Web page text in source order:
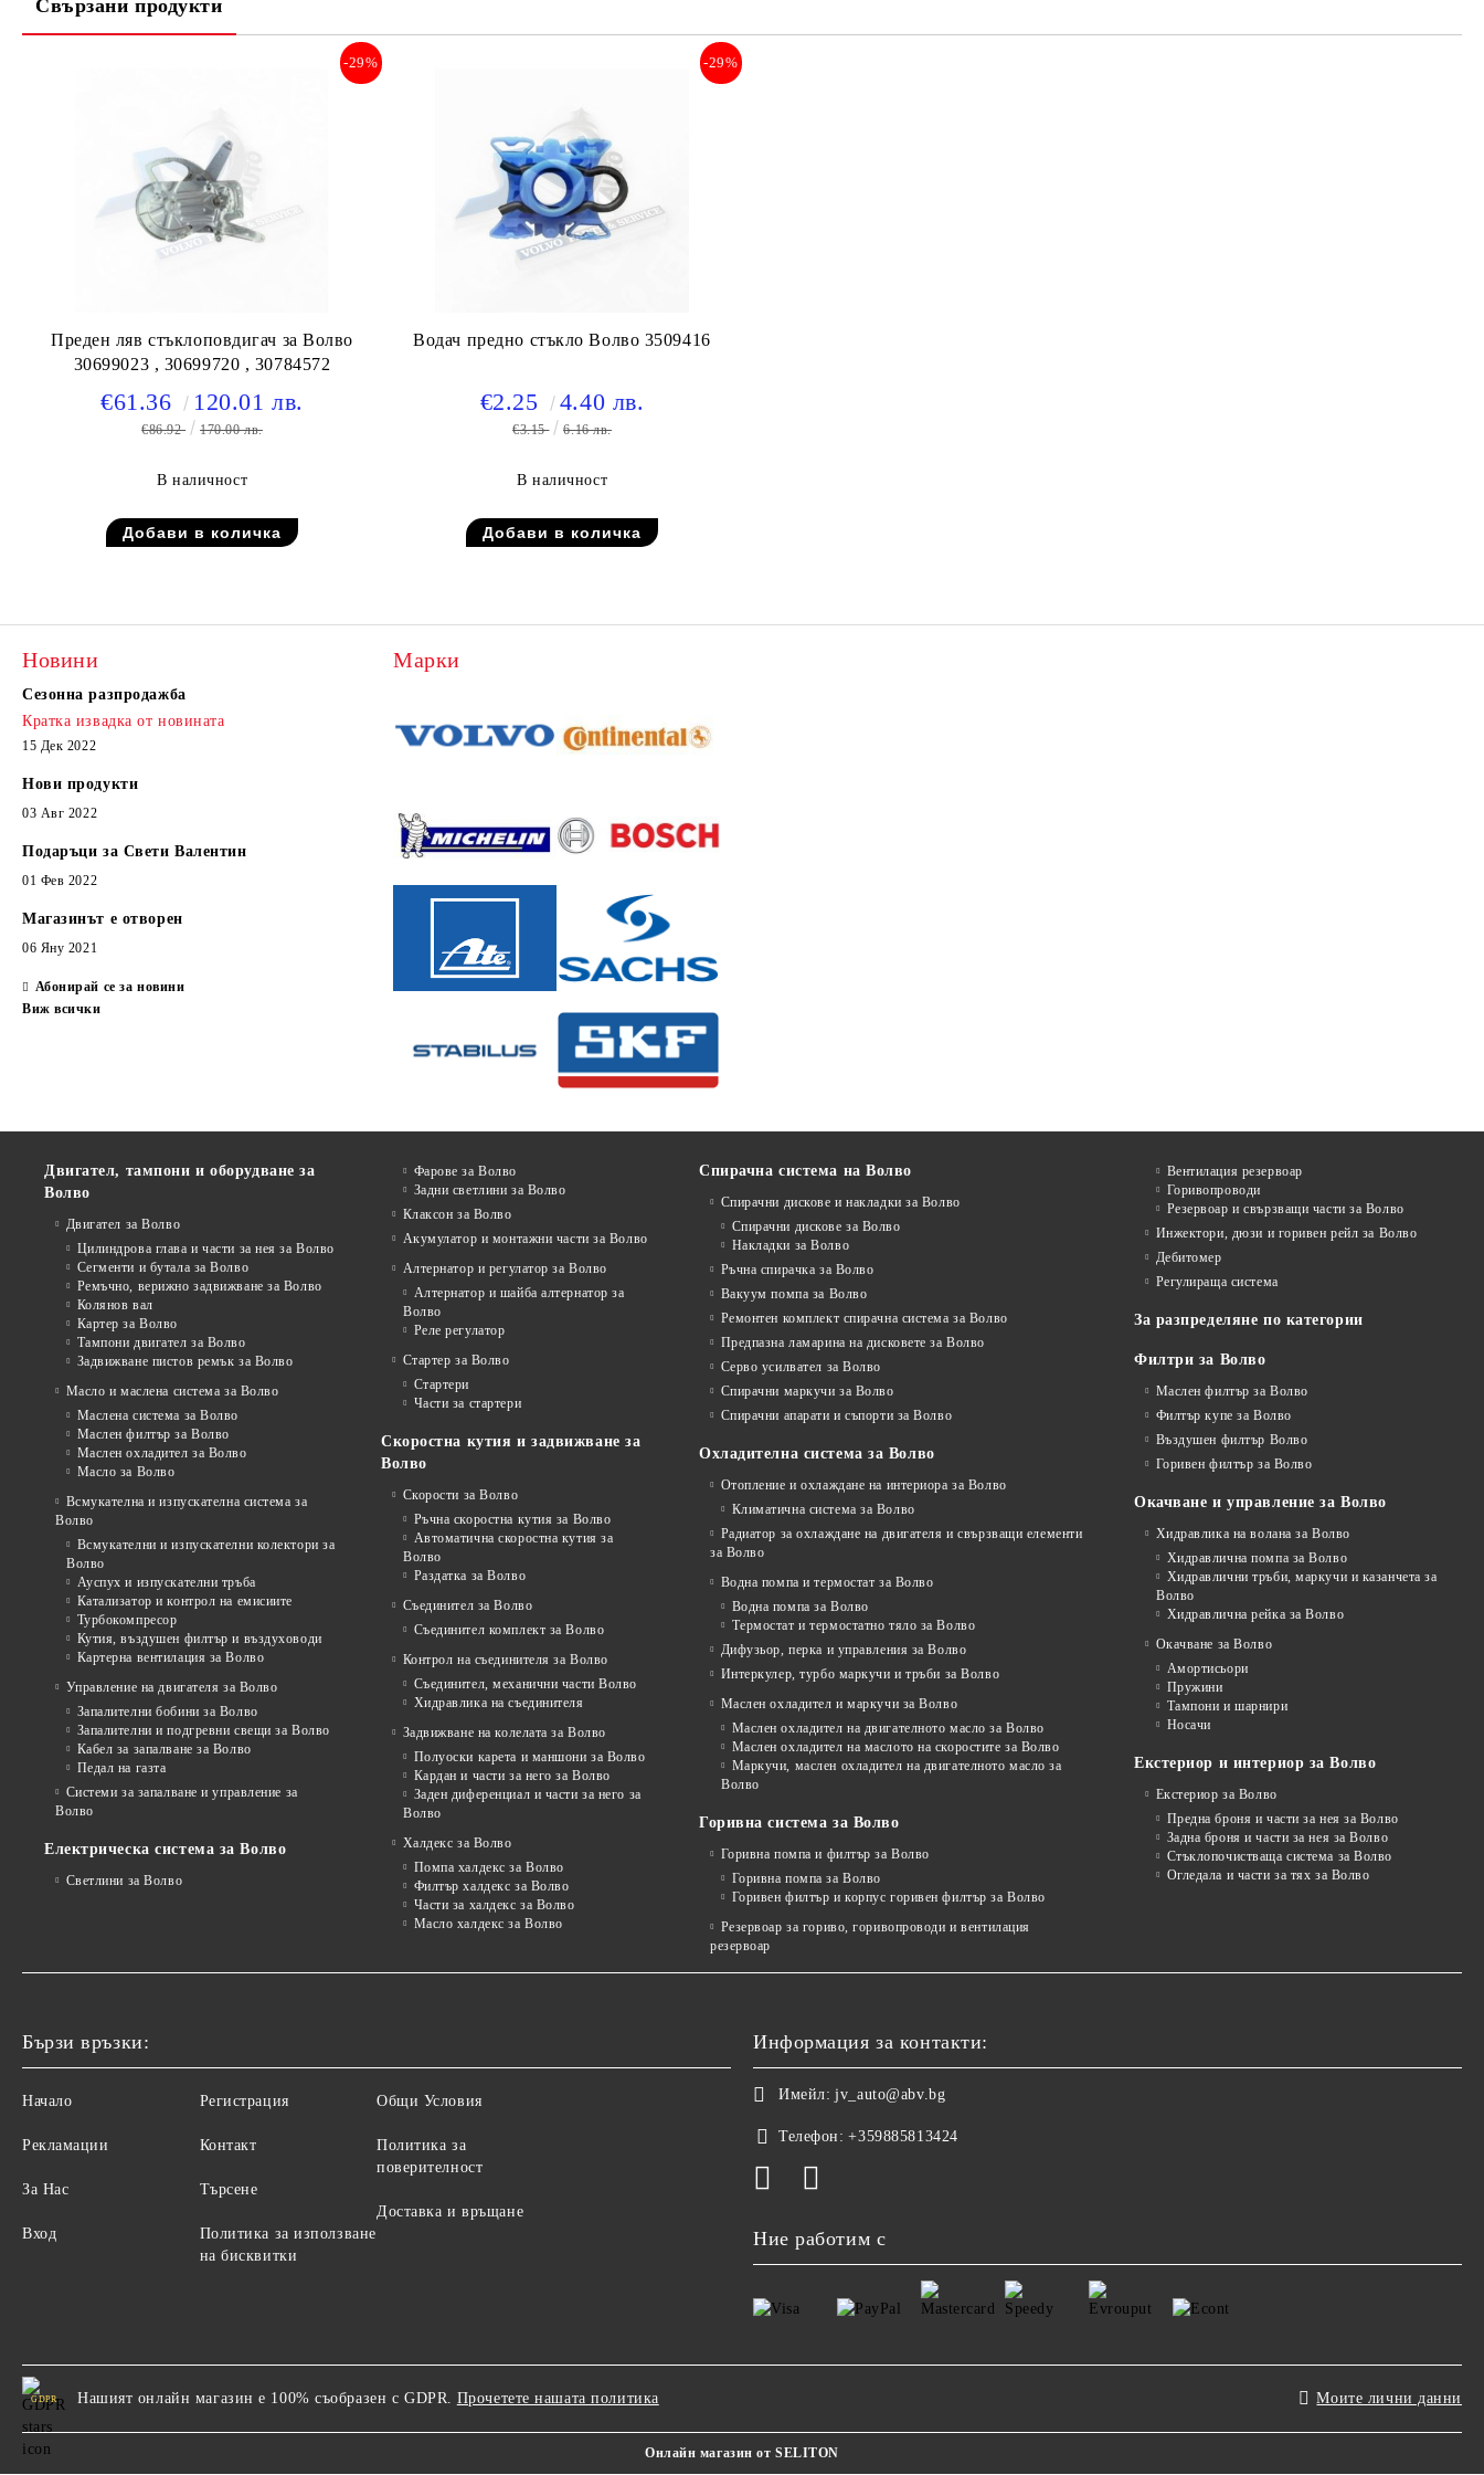
Свързани продукти
Преден ляв стъклоповдигач за Волво
30699023 , 30699720 , 30784572
-29%
€61.36 120.01 лв.
€86.92 170.00 лв.
В наличност
Водач предно стъкло Волво 3509416
-29%
€2.25 4.40 лв.
€3.15 6.16 лв.
В наличност
Новини
Сезонна разпродажба
Кратка извадка от новината
15 Дек 2022
Нови продукти
03 Авг 2022
Подаръци за Свети Валентин
01 Фев 2022
Магазинът е отворен
06 Яну 2021
Абонирай се за новини
Виж всички
Марки
Двигател, тампони и оборудване за
Волво
Двигател за Волво
Цилиндрова глава и части за нея за Волво
Сегменти и бутала за Волво
Ремъчно, верижно задвижване за Волво
Колянов вал
Картер за Волво
Тампони двигател за Волво
Задвижване пистов ремък за Волво
Масло и маслена система за Волво
Маслена система за Волво
Маслен филтър за Волво
Маслен охладител за Волво
Масло за Волво
Всмукателна и изпускателна система за
Волво
Всмукателни и изпускателни колектори за
Волво
Ауспух и изпускателни тръба
Катализатор и контрол на емисиите
Турбокомпресор
Кутия, въздушен филтър и въздуховоди
Картерна вентилация за Волво
Управление на двигателя за Волво
Запалителни бобини за Волво
Запалителни и подгревни свещи за Волво
Кабел за запалване за Волво
Педал на газта
Системи за запалване и управление за
Волво
Електрическа система за Волво
Светлини за Волво
Фарове за Волво
Задни светлини за Волво
Клаксон за Волво
Акумулатор и монтажни части за Волво
Алтернатор и регулатор за Волво
Алтернатор и шайба алтернатор за
Волво
Реле регулатор
Стартер за Волво
Стартери
Части за стартери
Скоростна кутия и задвижване за
Волво
Скорости за Волво
Ръчна скоростна кутия за Волво
Автоматична скоростна кутия за
Волво
Раздатка за Волво
Съединител за Волво
Съединител комплект за Волво
Контрол на съединителя за Волво
Съединител, механични части Волво
Хидравлика на съединителя
Задвижване на колелата за Волво
Полуоски карета и маншони за Волво
Кардан и части за него за Волво
Заден диференциал и части за него за
Волво
Халдекс за Волво
Помпа халдекс за Волво
Филтър халдекс за Волво
Части за халдекс за Волво
Масло халдекс за Волво
Спирачна система на Волво
Спирачни дискове и накладки за Волво
Спирачни дискове за Волво
Накладки за Волво
Ръчна спирачка за Волво
Вакуум помпа за Волво
Ремонтен комплект спирачна система за Волво
Предпазна ламарина на дисковете за Волво
Серво усилвател за Волво
Спирачни маркучи за Волво
Спирачни апарати и съпорти за Волво
Охладителна система за Волво
Отопление и охлаждане на интериора за Волво
Климатична система за Волво
Радиатор за охлаждане на двигателя и свързващи елементи
за Волво
Водна помпа и термостат за Волво
Водна помпа за Волво
Термостат и термостатно тяло за Волво
Дифузьор, перка и управления за Волво
Интеркулер, турбо маркучи и тръби за Волво
Маслен охладител и маркучи за Волво
Маслен охладител на двигателното масло за Волво
Маслен охладител на маслото на скоростите за Волво
Маркучи, маслен охладител на двигателното масло за
Волво
Горивна система за Волво
Горивна помпа и филтър за Волво
Горивна помпа за Волво
Горивен филтър и корпус горивен филтър за Волво
Резервоар за гориво, горивопроводи и вентилация
резервоар
Вентилация резервоар
Горивопроводи
Резервоар и свързващи части за Волво
Инжектори, дюзи и горивен рейл за Волво
Дебитомер
Регулираща система
За разпределяне по категории
Филтри за Волво
Маслен филтър за Волво
Филтър купе за Волво
Въздушен филтър Волво
Горивен филтър за Волво
Окачване и управление за Волво
Хидравлика на волана за Волво
Хидравлична помпа за Волво
Хидравлични тръби, маркучи и казанчета за
Волво
Хидравлична рейка за Волво
Окачване за Волво
Амортисьори
Пружини
Тампони и шарнири
Носачи
Екстериор и интериор за Волво
Екстериор за Волво
Предна броня и части за нея за Волво
Задна броня и части за нея за Волво
Стъклопочистваща система за Волво
Огледала и части за тях за Волво
Бързи връзки:
Начало
Рекламации
За Нас
Вход
Регистрация
Контакт
Търсене
Политика за използване
на бисквитки
Общи Условия
Политика за
поверителност
Доставка и връщане
Информация за контакти:
Имейл: jv_auto@abv.bg
Телефон: +359885813424
Ние работим с
GDPR Нашият онлайн магазин е 100% съобразен с GDPR. Прочетете нашата политика Моите лични данни
Онлайн магазин от SELITON